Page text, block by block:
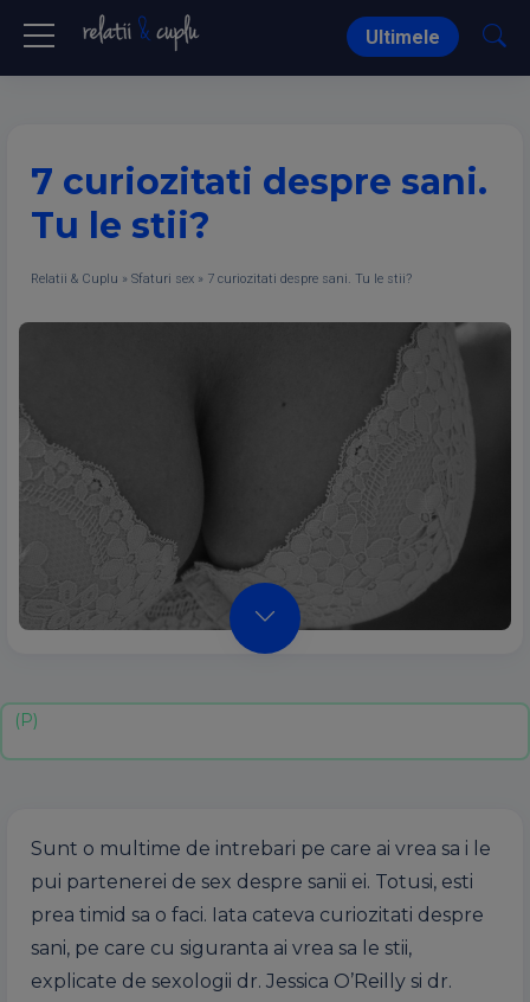
Ultimele
7 curiozitati despre sani.
Tu le stii?
Relatii & Cuplu » Sfaturi sex » 7 curiozitati despre sani. Tu le stii?
Sunt o multime de intrebari pe care ai vrea sa i le
pui partenerei de sex despre sanii ei. Totusi, esti
prea timid sa o faci. Iata cateva curiozitati despre
sani, pe care cu siguranta ai vrea sa le stii,
explicate de sexologii dr. Jessica O’Reilly si dr.